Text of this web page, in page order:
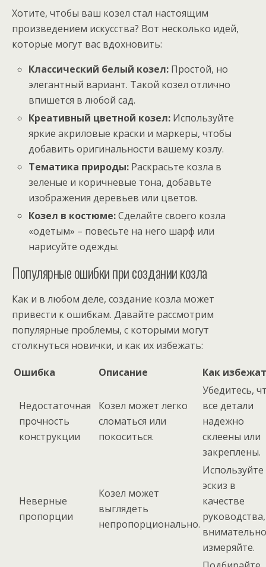
Хотите, чтобы ваш козел стал настоящим
произведением искусства? Вот несколько идей,
которые могут вас вдохновить:
Классический белый козел: Простой, но
элегантный вариант. Такой козел отлично
впишется в любой сад.
Креативный цветной козел: Используйте
яркие акриловые краски и маркеры, чтобы
добавить оригинальности вашему козлу.
Тематика природы: Раскрасьте козла в
зеленые и коричневые тона, добавьте
изображения деревьев или цветов.
Козел в костюме:Сделайте своего козла
«одетым» – повесьте на него шарф или
нарисуйте одежды.
Популярные ошибки при создании козла
Как и в любом деле, создание козла может
привести к ошибкам. Давайте рассмотрим
популярные проблемы, с которыми могут
столкнуться новички, и как их избежать:
Ошибка Описание Как
Недостаточная
прочность
конструкции
Козел может легко
сломаться или
покоситься.
Убедитесь,
все детали
надежно
склеены или
закреплены.
Неверные
пропорции
Козел может
выглядеть
непропорционально.
Используйте
эскиз в
качестве
руководства,
внимательно
измеряйте.